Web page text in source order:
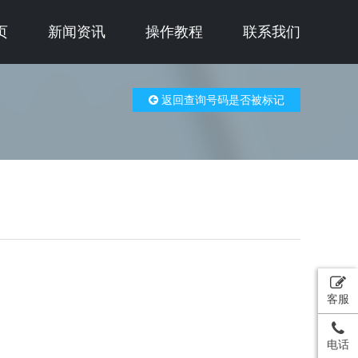
新闻资讯 操作教程 联系我们
返回查询号码是否被标记
客服
电话